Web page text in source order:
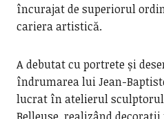
încurajat de superiorul
cariera artistică.
A debutat cu portrete și
îndrumarea lui Jean-
lucrat în atelierul